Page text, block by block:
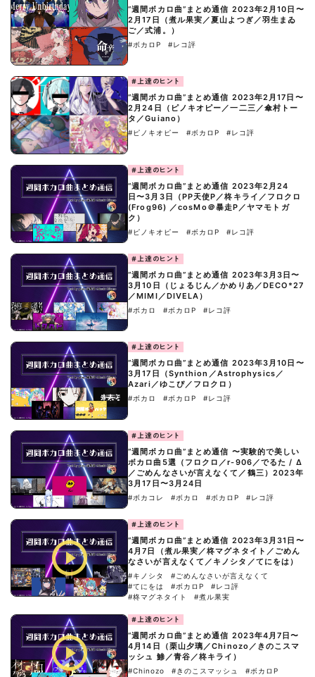
“週間ボカロ曲”まとめ通信 2023年2月10日〜
2月17日（煮ル果実／夏山よつぎ／羽生まゐ
ご／式浦。）
#ボカロP #レコ評
#上達のヒント
“週間ボカロ曲”まとめ通信 2023年2月17日〜
2月24日（ピノキオピー／一二三／傘村トー
タ／Guiano）
#ピノキオピー #ボカロP #レコ評
#上達のヒント
“週間ボカロ曲”まとめ通信 2023年2月24
日〜3月3日（PP天使P／柊キライ／フロクロ
(Frog96) ／cosMo＠暴走P／ヤマモトガ
ク）
#ピノキオピー #ボカロP #レコ評
#上達のヒント
“週間ボカロ曲”まとめ通信 2023年3月3日〜
3月10日（じょるじん／かめりあ／DECO*27
／MIMI／DIVELA）
#ボカロ #ボカロP #レコ評
#上達のヒント
“週間ボカロ曲”まとめ通信 2023年3月10日〜
3月17日（Synthion／Astrophysics／
Azari／ゆこぴ／フロクロ）
#ボカロ #ボカロP #レコ評
#上達のヒント
“週間ボカロ曲”まとめ通信 〜実験的で美しい
ボカロ曲5選（フロクロ／r-906／でるた / Δ
／ごめんなさいが言えなくて／鶴三）2023年
3月17日〜3月24日
#ボカコレ #ボカロ #ボカロP #レコ評
#上達のヒント
“週間ボカロ曲”まとめ通信 2023年3月31日〜
4月7日（煮ル果実／柊マグネタイト／ごめん
なさいが言えなくて／キノシタ／てにをは）
#キノシタ
#ごめんなさいが言えなくて
#てにをは
#ボカロP
#レコ評
#柊マグネタイト
#煮ル果実
#上達のヒント
“週間ボカロ曲”まとめ通信 2023年4月7日〜
4月14日（栗山夕璃／Chinozo／きのこスマ
ッシュ 鯵／青谷／柊キライ）
#Chinozo #きのこスマッシュ
#ボカロP